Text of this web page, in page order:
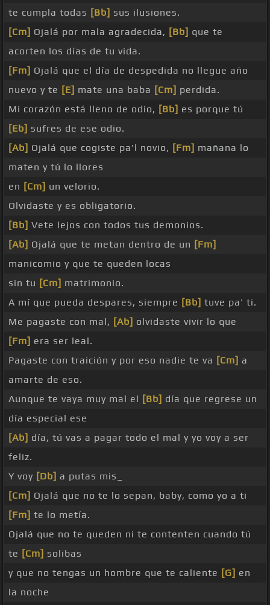
te cumpla todas [Bb] sus ilusiones.
[Cm] Ojalá por mala agradecida, [Bb] que te
acorten los días de tu vida.
[Fm] Ojalá que el día de despedida no llegue año
nuevo y te [E] mate una baba [Cm] perdida.
Mi corazón está lleno de odio, [Bb] es porque tú
[Eb] sufres de ese odio.
[Ab] Ojalá que cogiste pa'l novio, [Fm] mañana lo
maten y tú lo llores
en [Cm] un velorio.
Olvidaste y es obligatorio.
[Bb] Vete lejos con todos tus demonios.
[Ab] Ojalá que te metan dentro de un [Fm]
manicomio y que te queden locas
sin tu [Cm] matrimonio.
A mí que pueda despares, siempre [Bb] tuve pa' ti.
Me pagaste con mal, [Ab] olvidaste vivir lo que
[Fm] era ser leal.
Pagaste con traición y por eso nadie te va [Cm] a
amarte de eso.
Aunque te vaya muy mal el [Bb] día que regrese un
día especial ese
[Ab] día, tú vas a pagar todo el mal y yo voy a ser
feliz.
Y voy [Db] a putas mis_
[Cm] Ojalá que no te lo sepan, baby, como yo a ti
[Fm] te lo metía.
Ojalá que no te queden ni te contenten cuando tú
te [Cm] solibas
y que no tengas un hombre que te caliente [G] en
la noche